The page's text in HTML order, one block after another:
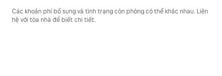
Các khoản phí bổ sung và tình trạng còn phòng có thể khác nhau. Liên
hệ với tòa nhà để biết chi tiết.